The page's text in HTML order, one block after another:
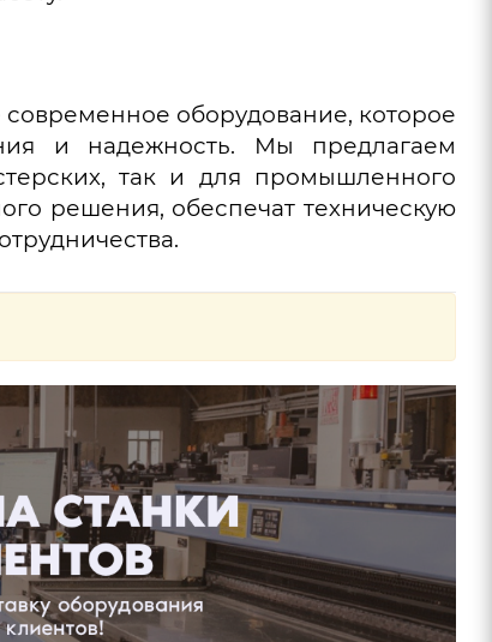
оборудование, которое
и надежность. Мы предлагаем
так и для промышленного
решения, обеспечат техническую